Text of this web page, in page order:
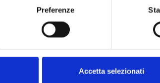
Preferenze
Accetta selezionati